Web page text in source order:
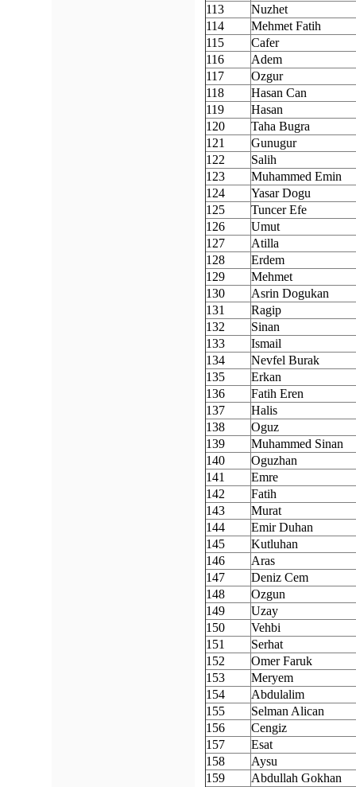
113
Nuzhet
114
Mehmet Fatih
115
Cafer
116
Adem
117
Ozgur
118
Hasan Can
119
Hasan
120
Taha Bugra
121
Gunugur
122
Salih
123
Muhammed Emin
124
Yasar Dogu
125
Tuncer Efe
126
Umut
127
Atilla
128
Erdem
129
Mehmet
130
Asrin Dogukan
131
Ragip
132
Sinan
133
Ismail
134
Nevfel Burak
135
Erkan
136
Fatih Eren
137
Halis
138
Oguz
139
Muhammed Sinan
140
Oguzhan
141
Emre
142
Fatih
143
Murat
144
Emir Duhan
145
Kutluhan
146
Aras
147
Deniz Cem
148
Ozgun
149
Uzay
150
Vehbi
151
Serhat
152
Omer Faruk
153
Meryem
154
Abdulalim
155
Selman Alican
156
Cengiz
157
Esat
158
Aysu
159
Abdullah Gokhan